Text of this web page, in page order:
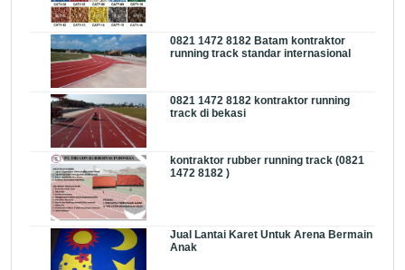
0821 1472 8182 Batam kontraktor
running track standar internasional
0821 1472 8182 kontraktor running
track di bekasi
kontraktor rubber running track (0821
1472 8182 )
Jual Lantai Karet Untuk Arena Bermain
Anak